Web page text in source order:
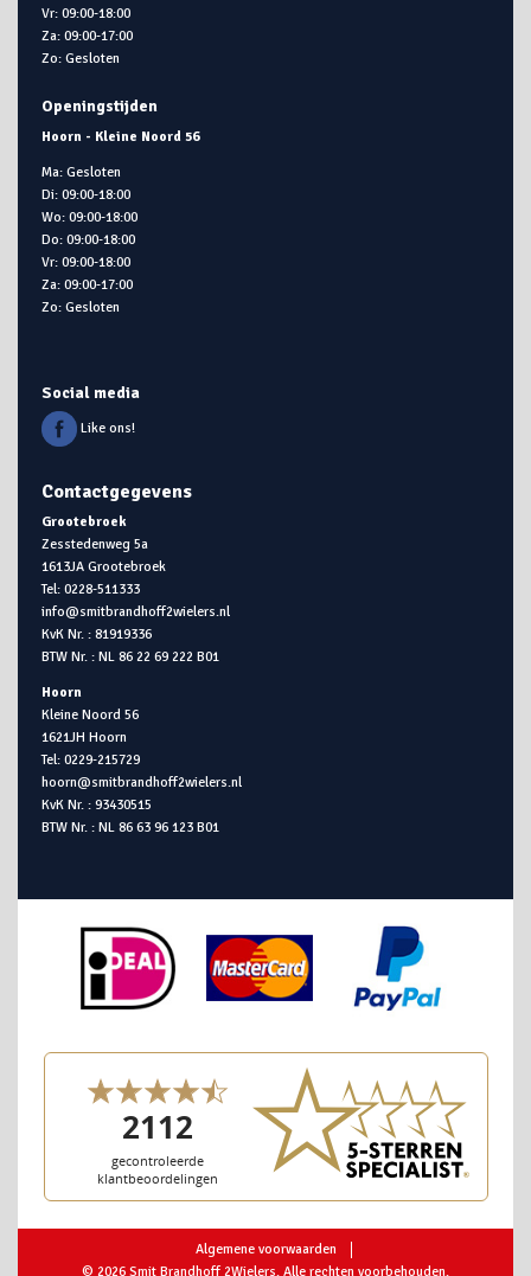
Vr: 09:00-18:00
Za: 09:00-17:00
Zo: Gesloten
Openingstijden
Hoorn - Kleine Noord 56
Ma: Gesloten
Di: 09:00-18:00
Wo: 09:00-18:00
Do: 09:00-18:00
Vr: 09:00-18:00
Za: 09:00-17:00
Zo: Gesloten
Social media
Like ons!
Contactgegevens
Grootebroek
Zesstedenweg 5a
1613JA Grootebroek
Tel: 0228-511333
info@smitbrandhoff2wielers.nl
KvK Nr. : 81919336
BTW Nr. : NL 86 22 69 222 B01
Hoorn
Kleine Noord 56
1621JH Hoorn
Tel: 0229-215729
hoorn@smitbrandhoff2wielers.nl
KvK Nr. : 93430515
BTW Nr. : NL 86 63 96 123 B01
Algemene voorwaarden
© 2026 Smit Brandhoff 2Wielers. Alle rechten voorbehouden.